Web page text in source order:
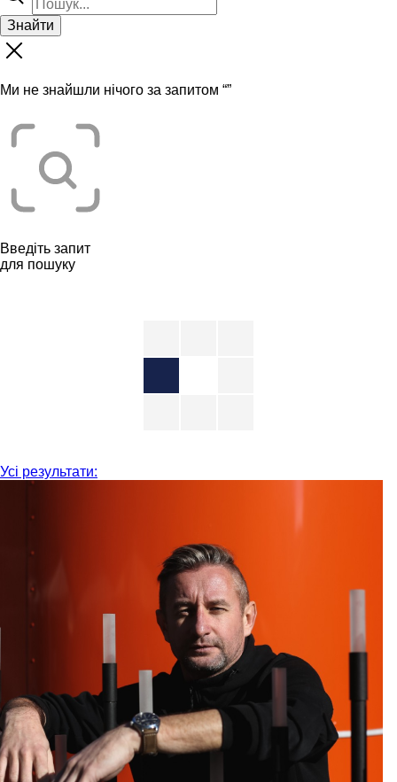
Знайти
Ми не знайшли нічого за запитом “”
Введіть запит
для пошуку
Усі результати: